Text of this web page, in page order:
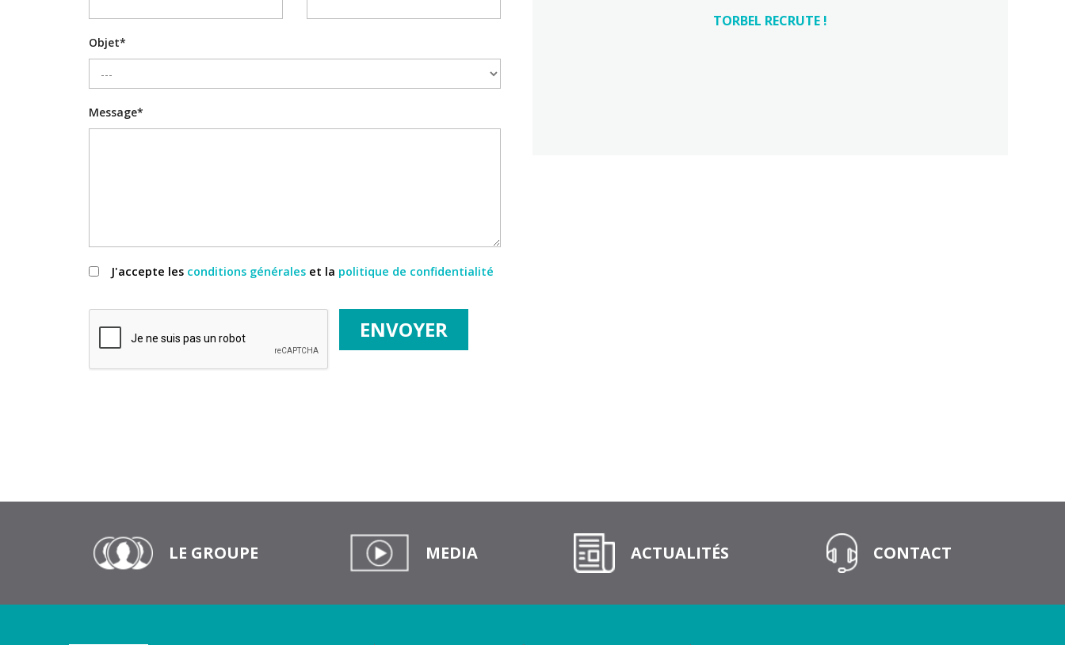
Objet*
Message*
J'accepte les conditions générales et la politique de confidentialité
LE VOLET COULISSANT TORBEL RECRUTE !
LE GROUPE MEDIA ACTUALITÉS CONTACT